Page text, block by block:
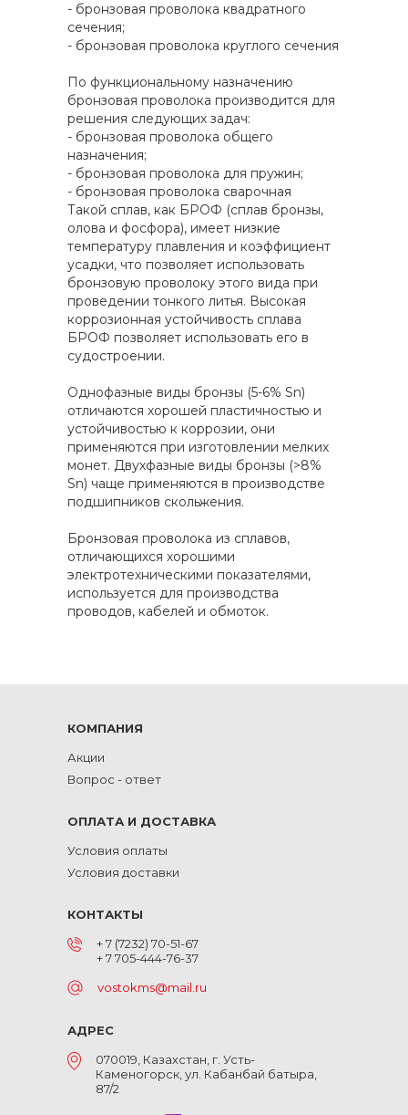
- бронзовая проволока квадратного
сечения;
- бронзовая проволока круглого сечения
По функциональному назначению
бронзовая проволока производится для
решения следующих задач:
- бронзовая проволока общего
назначения;
- бронзовая проволока для пружин;
- бронзовая проволока сварочная
Такой сплав, как БРОФ (сплав бронзы,
олова и фосфора), имеет низкие
температуру плавления и коэффициент
усадки, что позволяет использовать
бронзовую проволоку этого вида при
проведении тонкого литья. Высокая
коррозионная устойчивость сплава
БРОФ позволяет использовать его в
судостроении.
Однофазные виды бронзы (5-6% Sn)
отличаются хорошей пластичностью и
устойчивостью к коррозии, они
применяются при изготовлении мелких
монет. Двухфазные виды бронзы (>8%
Sn) чаще применяются в производстве
подшипников скольжения.
Бронзовая проволока из сплавов,
отличающихся хорошими
электротехническими показателями,
используется для производства
проводов, кабелей и обмоток.
КОМПАНИЯ
Акции
Вопрос - ответ
ОПЛАТА И ДОСТАВКА
Условия оплаты
Условия доставки
КОНТАКТЫ
+ 7 (7232) 70-51-67
+ 7 705-444-76-37
vostokms@mail.ru
АДРЕС
070019, Казахстан, г. Усть-
Каменогорск, ул. Кабанбай батыра,
87/2